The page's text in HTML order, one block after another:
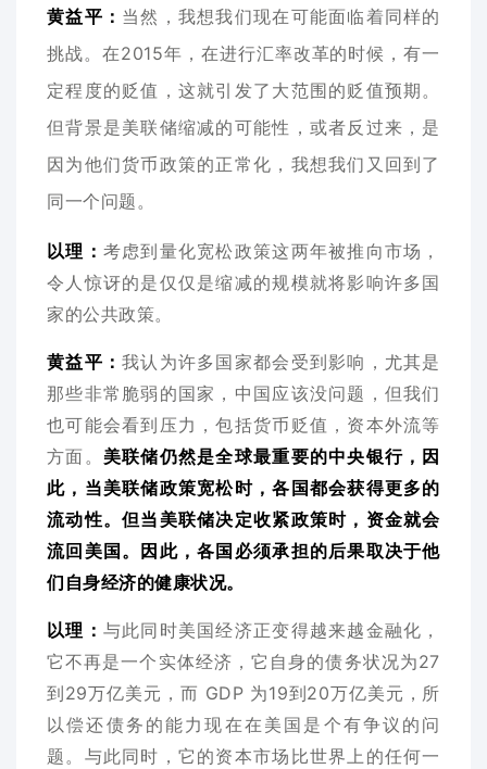
黄益平： 当然，我想我们现在可能面临着同样的
挑战。在2015年，在进行汇率改革的时候，有一
定程度的贬值，这就引发了大范围的贬值预期。
但背景是美联储缩减的可能性，或者反过来，是
因为他们货币政策的正常化，我想我们又回到了
同一个问题。
以理： 考虑到量化宽松政策这两年被推向市场，
令人惊讶的是仅仅是缩减的规模就将影响许多国
家的公共政策。
黄益平：我认为许多国家都会受到影响，尤其是
那些非常脆弱的国家，中国应该没问题，但我们
也可能会看到压力，包括货币贬值，资本外流等
方面。 美联储仍然是全球最重要的中央银行，因
此，当美联储政策宽松时，各国都会获得更多的
流动性。但当美联储决定收紧政策时，资金就会
流回美国。因此，各国必须承担的后果取决于他
们自身经济的健康状况。
以理： 与此同时美国经济正变得越来越金融化，
它不再是一个实体经济，它自身的债务状况为27
到29万亿美元，而 GDP 为19到20万亿美元，所
以偿还债务的能力现在在美国是个有争议的问
题。与此同时，它的资本市场比世界上的任何一